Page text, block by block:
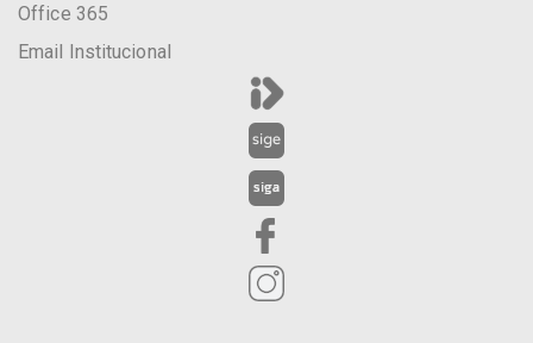
Office 365
Email Institucional